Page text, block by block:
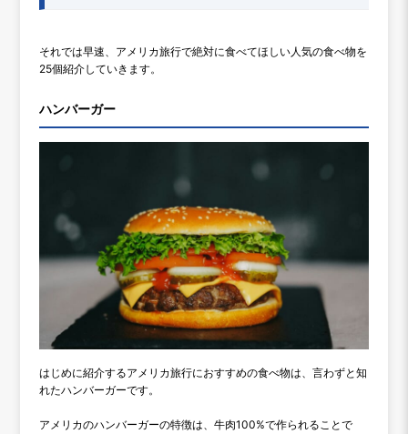
それでは早速、アメリカ旅行で絶対に食べてほしい人気の食べ物を
25個紹介していきます。
ハンバーガー
はじめに紹介するアメリカ旅行におすすめの食べ物は、言わずと知
れたハンバーガーです。
アメリカのハンバーガーの特徴は、牛肉100%で作られることで